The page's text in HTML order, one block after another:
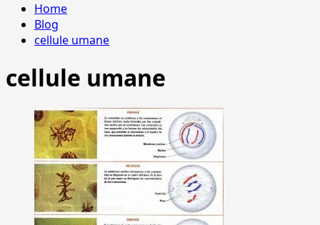
Home
Blog
cellule umane
cellule umane